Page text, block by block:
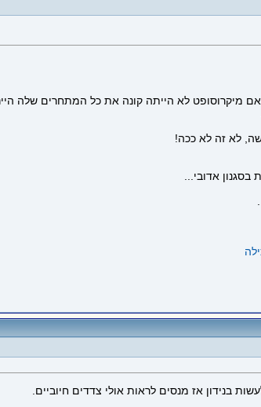
מיקרוסופט לא הייתה קונה את כל המתחרים שלה
לא זה לא ככה!
אדובי...
בנידון אז מנסים לראות אולי צדדים חיוביים.